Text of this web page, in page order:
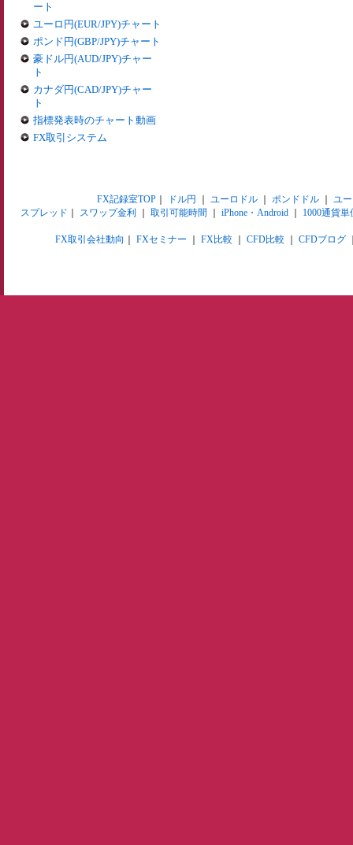
ート
ユーロ円(EUR/JPY)チャート
ポンド円(GBP/JPY)チャート
豪ドル円(AUD/JPY)チャー
ト
カナダ円(CAD/JPY)チャー
ト
指標発表時のチャート動画
FX取引システム
FX記録室TOP｜ ドル円 ユーロドル｜ ポンドドル｜ ユ
スプレッド
スワップ金利 取引可能時間 iPhone・Android 1000通貨単
FX取引会社動向 FXセミナー FX比較 CFD比較 CFDブログ